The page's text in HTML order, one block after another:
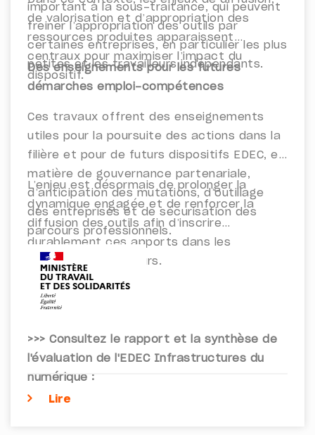
important à la sous-traitance, qui peuvent
freiner l’appropriation des outils par
certaines entreprises, en particulier les plus
petites et les travailleurs indépendants.
de valorisation et d’appropriation des
ressources produites apparaissent
centraux pour maximiser l’impact du
dispositif.
Des enseignements pour les futures
démarches emploi-compétences
Ces travaux offrent des enseignements
utiles pour la poursuite des actions dans la
filière et pour de futurs dispositifs EDEC, en
matière de gouvernance partenariale,
d’anticipation des mutations, d’outillage
des entreprises et de sécurisation des
parcours professionnels.
L’enjeu est désormais de prolonger la
dynamique engagée et de renforcer la
diffusion des outils afin d’inscrire
durablement ces apports dans les
pratiques des acteurs.
>>> Consultez le rapport et la synthèse de
l'évaluation de l'EDEC Infrastructures du
numérique :
Lire